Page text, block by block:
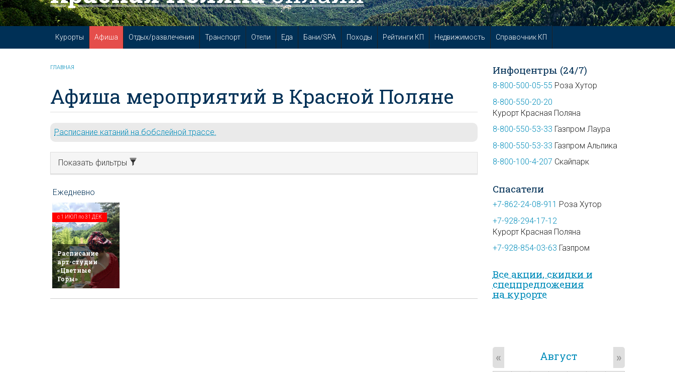
Курорты Афиша Отдых/развлечения Транспорт Отели Еда Бани/SPA Походы Рейтинги КП Недвижимость Справочник КП
ГЛАВНАЯ
Афиша мероприятий в Красной Поляне
Расписание катаний на бобслейной трассе.
Показать фильтры
с 1 ИЮЛ по31 ДЕК
Расписание
арт-студии
«Цветные
Горы»
Инфоцентры (24/7)
8-800-500-05-55 Роза Хутор
8-800-550-20-20
Курорт Красная Поляна
8-800-550-53-33 Газпром Лаура
8-800-550-53-33 Газпром Альпика
8-800-100-4-207 Скайпарк
Спасатели
+7-862-24-08-911 Роза Хутор
+7-928-294-17-12
Курорт Красная Поляна
+7-928-854-03-63 Газпром
Все акции, скидки и
спец­предложе­ния
на курорте
Август
« »